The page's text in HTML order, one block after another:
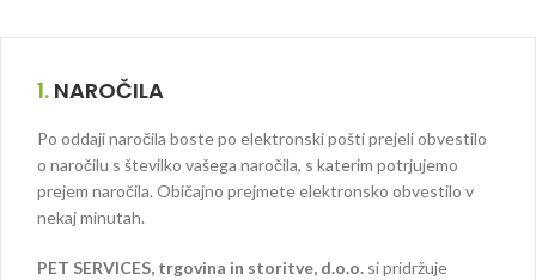
1. NAROČILA
Po oddaji naročila boste po elektronski pošti prejeli obvestilo
o naročilu s številko vašega naročila, s katerim potrjujemo
prejem naročila. Običajno prejmete elektronsko obvestilo v
nekaj minutah.
PET SERVICES, trgovina in storitve, d.o.o. si pridržuje